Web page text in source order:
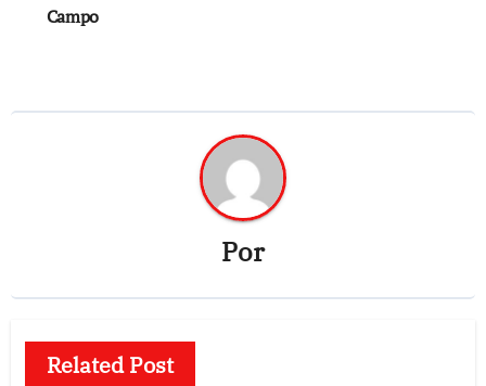
Campo
Por
Related Post